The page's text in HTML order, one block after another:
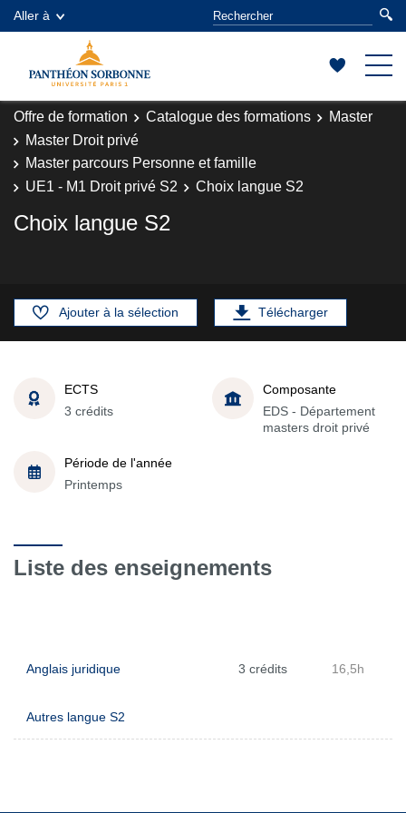
Aller à
Offre de formation Catalogue des formations
Master
Master Droit privé
Master parcours Personne et famille
UE1 - M1 Droit privé S2
Choix langue S2
Choix langue S2
Ajouter à la sélection Télécharger
ECTS
3 crédits
Composante
EDS - Département
masters droit privé
Période de l'année
Printemps
Liste des enseignements
Anglais juridique 3 crédits 16,5h
Autres langue S2